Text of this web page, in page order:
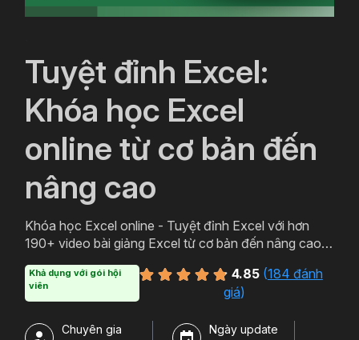
Tuyệt đỉnh Excel:
Khóa học Excel
online từ cơ bản đến
nâng cao
Khóa học Excel online - Tuyệt đỉnh Excel với hơn
190+ video bài giảng Excel từ cơ bản đến nâng cao
phát triển tư duy tổ chức dữ liệu Excel, xây dựng báo
cáo trên Excel.
Khả dụng với gói hội
viên
4.85(184 đánh
giá)
Chuyên gia
Ngày update